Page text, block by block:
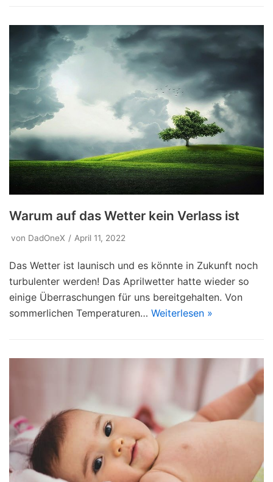
Warum auf das Wetter kein Verlass ist
von DadOneX April 11, 2022
Das Wetter ist launisch und es könnte in Zukunft noch
turbulenter werden! Das Aprilwetter hatte wieder so
einige Überraschungen für uns bereitgehalten. Von
sommerlichen Temperaturen… Weiterlesen »